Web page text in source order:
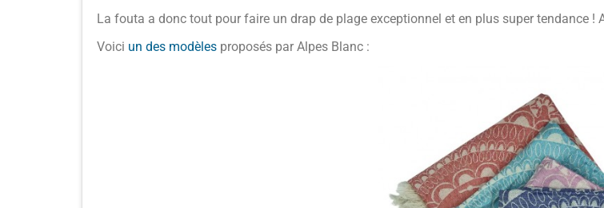
La fouta a donc tout pour faire un drap de plage exceptionnel et en plus super tendance !
Voici un des modèlesproposés par Alpes Blanc :